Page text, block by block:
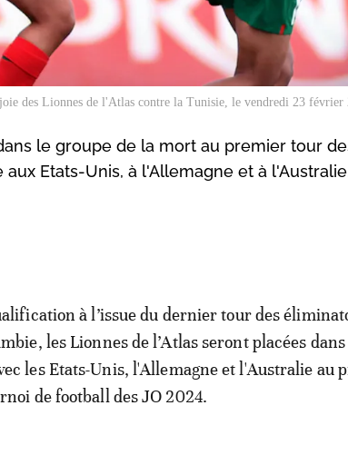
des Lionnes de l'Atlas contre la Tunisie, le vendredi 23 février
le groupe de la mort au premier tour
Etats-Unis, à l'Allemagne et à
à l’issue du dernier tour des
les Lionnes de l’Atlas seront placées
les Etats-Unis, l'Allemagne et l'Australie au
de football des JO 2024.